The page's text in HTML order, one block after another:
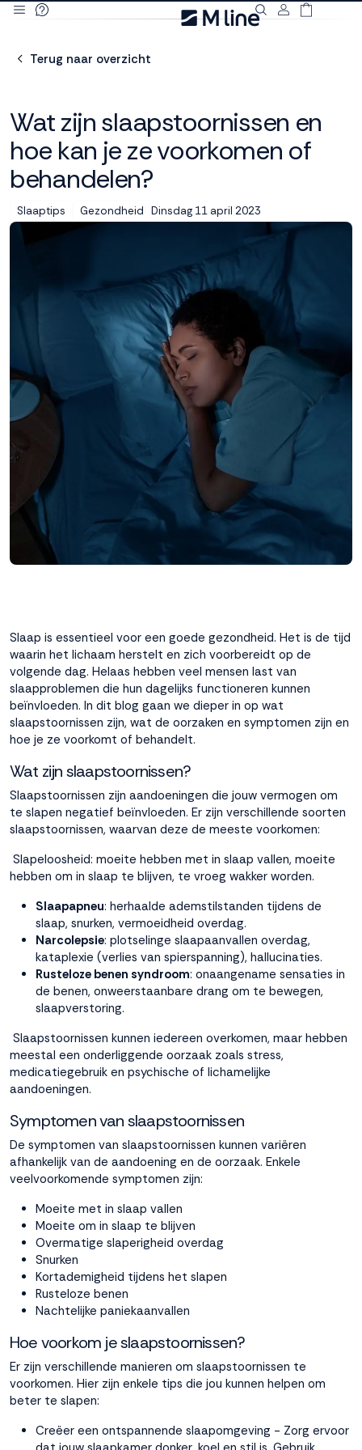
gebruikt
M line plaatst
functionele,
analytische en
marketing cookies.
Dankzij functionele
cookies werkt de
cookies ons helpen
om de website te
verbeteren. Via de
marketing cookies
kunnen we jouw
interactie met ons
binnen en buiten
volgen. Dat doen we
legitiem en belangrijk,
anoniem. Meer
weten? Lees
dit overzicht
alle
cookieinstellingen en
lees hier onze privacy
policy. Door te
cookies. Kies je voor
Weigeren? Dan
plaatsen we alleen
functionele en
analytische cookies.
Weigeren
Terug naar overzicht
Wat zijn slaapstoornissen en
hoe kan je ze voorkomen of
behandelen?
Slaaptips Gezondheid Dinsdag 11 april 2023
Slaap is essentieel voor een goede gezondheid. Het is de tijd
waarin het lichaam herstelt en zich voorbereidt op de
volgende dag. Helaas hebben veel mensen last van
slaapproblemen die hun dagelijks functioneren kunnen
beïnvloeden. In dit blog gaan we dieper in op wat
slaapstoornissen zijn, wat de oorzaken en symptomen zijn en
hoe je ze voorkomt of behandelt.
Wat zijn slaapstoornissen?
Slaapstoornissen zijn aandoeningen die jouw vermogen om
te slapen negatief beïnvloeden. Er zijn verschillende soorten
slaapstoornissen, waarvan deze de meeste voorkomen:
Slapeloosheid: moeite hebben met in slaap vallen, moeite
hebben om in slaap te blijven, te vroeg wakker worden.
Slaapapneu: herhaalde ademstilstanden tijdens de
slaap, snurken, vermoeidheid overdag.
Narcolepsie: plotselinge slaapaanvallen overdag,
kataplexie (verlies van spierspanning), hallucinaties.
Rusteloze benen syndroom: onaangename sensaties in
de benen, onweerstaanbare drang om te bewegen,
slaapverstoring.
Slaapstoornissen kunnen iedereen overkomen, maar hebben
meestal een onderliggende oorzaak zoals stress,
medicatiegebruik en psychische of lichamelijke
aandoeningen.
Symptomen van slaapstoornissen
De symptomen van slaapstoornissen kunnen variëren
afhankelijk van de aandoening en de oorzaak. Enkele
veelvoorkomende symptomen zijn:
Moeite met in slaap vallen
Moeite om in slaap te blijven
Overmatige slaperigheid overdag
Snurken
Kortademigheid tijdens het slapen
Rusteloze benen
Nachtelijke paniekaanvallen
Hoe voorkom je slaapstoornissen?
Er zijn verschillende manieren om slaapstoornissen te
voorkomen. Hier zijn enkele tips die jou kunnen helpen om
beter te slapen:
Creëer een ontspannende slaapomgeving - Zorg ervoor